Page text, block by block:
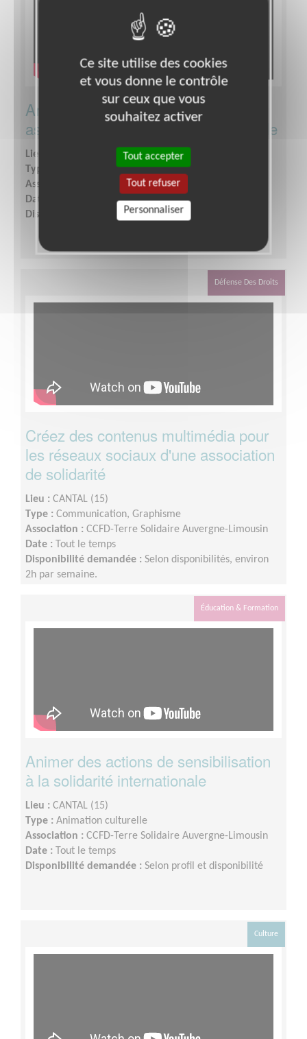
Animer le site internet régional d'une
association de solidarité internationale
Lieu :
Type :
Communication, Graphisme
Association :
CCFD-Terre Solidaire Auvergne-Limousin
Date :
Disponibilité demandée :5h/mois
Défense Des Droits
Créez des contenus multimédia pour
les réseaux sociaux d'une association
de solidarité
Lieu : CANTAL (15)
Type : Communication, Graphisme
Association : CCFD-Terre Solidaire Auvergne-Limousin
Date : Tout le temps
Disponibilité demandée : Selon disponibilités, environ
2h par semaine.
Éducation & Formation
Animer des actions de sensibilisation
à la solidarité internationale
Lieu : CANTAL (15)
Type : Animation culturelle
Association : CCFD-Terre Solidaire Auvergne-Limousin
Date : Tout le temps
Disponibilité demandée : Selon profil et disponibilité
Culture
Ce site utilise des cookies
et vous donne le contrôle
sur ceux que vous
souhaitez activer
Tout accepter
Tout refuser
Personnaliser